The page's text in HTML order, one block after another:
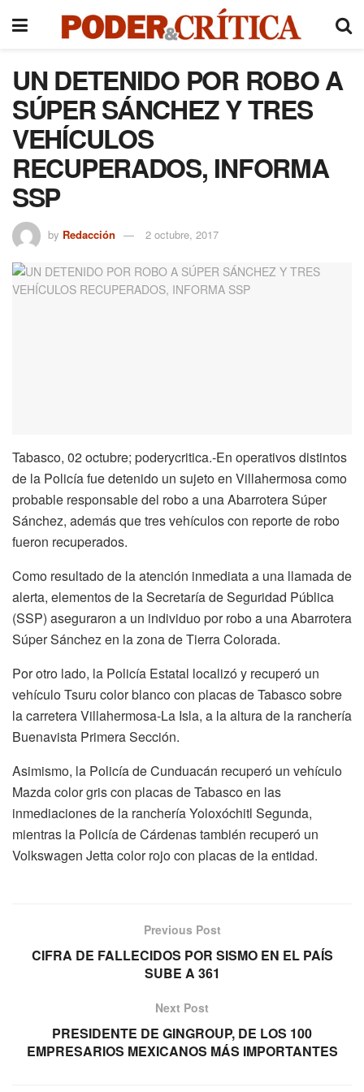
UN DETENIDO POR ROBO A
SÚPER SÁNCHEZ Y TRES
VEHÍCULOS
RECUPERADOS, INFORMA
SSP
by Redacción 2 octubre, 2017
Tabasco, 02 octubre; poderycritica.-En operativos distintos
de la Policía fue detenido un sujeto en Villahermosa como
probable responsable del robo a una Abarrotera Súper
Sánchez, además que tres vehículos con reporte de robo
fueron recuperados.
Como resultado de la atención inmediata a una llamada de
alerta, elementos de la Secretaría de Seguridad Pública
(SSP) aseguraron a un individuo por robo a una Abarrotera
Súper Sánchez en la zona de Tierra Colorada.
Por otro lado, la Policía Estatal localizó y recuperó un
vehículo Tsuru color blanco con placas de Tabasco sobre
la carretera Villahermosa-La Isla, a la altura de la ranchería
Buenavista Primera Sección.
Asimismo, la Policía de Cunduacán recuperó un vehículo
Mazda color gris con placas de Tabasco en las
inmediaciones de la ranchería Yoloxóchitl Segunda,
mientras la Policía de Cárdenas también recuperó un
Volkswagen Jetta color rojo con placas de la entidad.
Previous Post
CIFRA DE FALLECIDOS POR SISMO EN EL PAÍS
SUBE A 361
Next Post
PRESIDENTE DE GINGROUP, DE LOS 100
EMPRESARIOS MEXICANOS MÁS IMPORTANTES